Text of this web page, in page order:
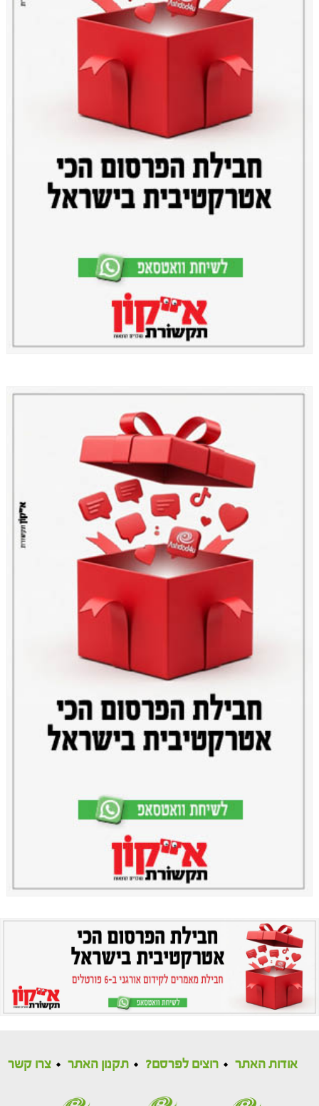
אודות האתר רוצים לפרסם? תקנון האתר צרו קשר